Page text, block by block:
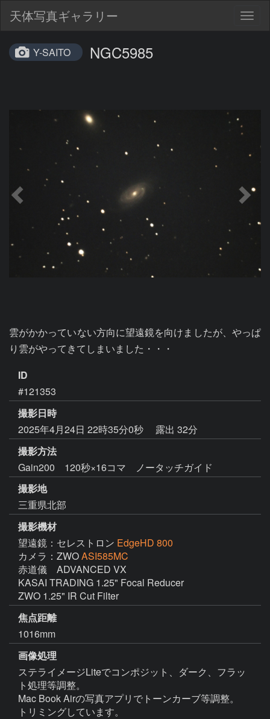
天体写真ギャラリー
Y-SAITO NGC5985
雲がかかっていない方向に望遠鏡を向けましたが、やっぱ
り雲がやってきてしまいました・・・
ID
#121353
撮影日時
2025年4月24日 22時35分0秒
露出 32分
撮影方法
Gain200 120秒×16コマ ノータッチガイド
撮影地
三重県北部
撮影機材
望遠鏡：セレストロン EdgeHD 800
カメラ：ZWOASI585MC
赤道儀　ADVANCED VX
KASAI TRADING 1.25" Focal Reducer
ZWO 1.25" IR Cut Filter
焦点距離
1016mm
画像処理
ステライメージLiteでコンポジット、ダーク、フラッ
ト処理等調整。
Mac Book Airの写真アプリでトーンカーブ等調整。
トリミングしています。